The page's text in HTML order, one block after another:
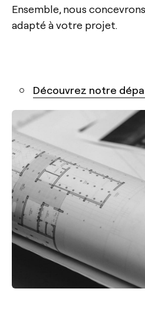
Ensemble, nous
adapté à votre projet.
Découvrez notre